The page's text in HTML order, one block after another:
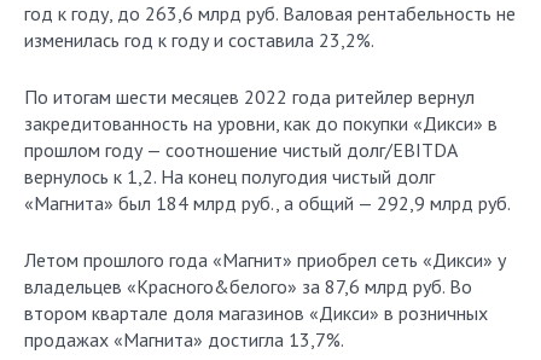
год к году, до 263,6 млрд руб. Валовая рентабельность не
изменилась год к году и составила 23,2%.
По итогам шести месяцев 2022 года ритейлер вернул
закредитованность на уровни, как до покупки «Дикси» в
прошлом году — соотношение чистый долг/EBITDA
вернулось к 1,2. На конец полугодия чистый долг
«Магнита» был 184 млрд руб., а общий — 292,9 млрд руб.
Летом прошлого года «Магнит» приобрел сеть «Дикси» у
владельцев «Красного&белого» за 87,6 млрд руб. Во
втором квартале доля магазинов «Дикси» в розничных
продажах «Магнита» достигла 13,7%.